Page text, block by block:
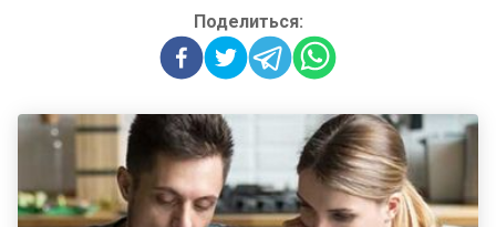
Поделиться: